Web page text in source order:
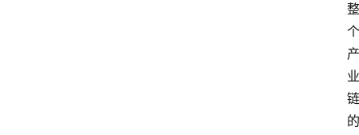
整
个
产
业
链
的